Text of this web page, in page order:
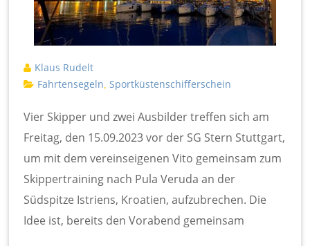
Klaus Rudelt
Fahrtensegeln Sportküstenschifferschein
Vier Skipper und zwei Ausbilder treffen sich am
Freitag, den 15.09.2023 vor der SG Stern Stuttgart,
um mit dem vereinseigenen Vito gemeinsam zum
Skippertraining nach Pula Veruda an der
Südspitze Istriens, Kroatien, aufzubrechen. Die
Idee ist, bereits den Vorabend gemeinsam